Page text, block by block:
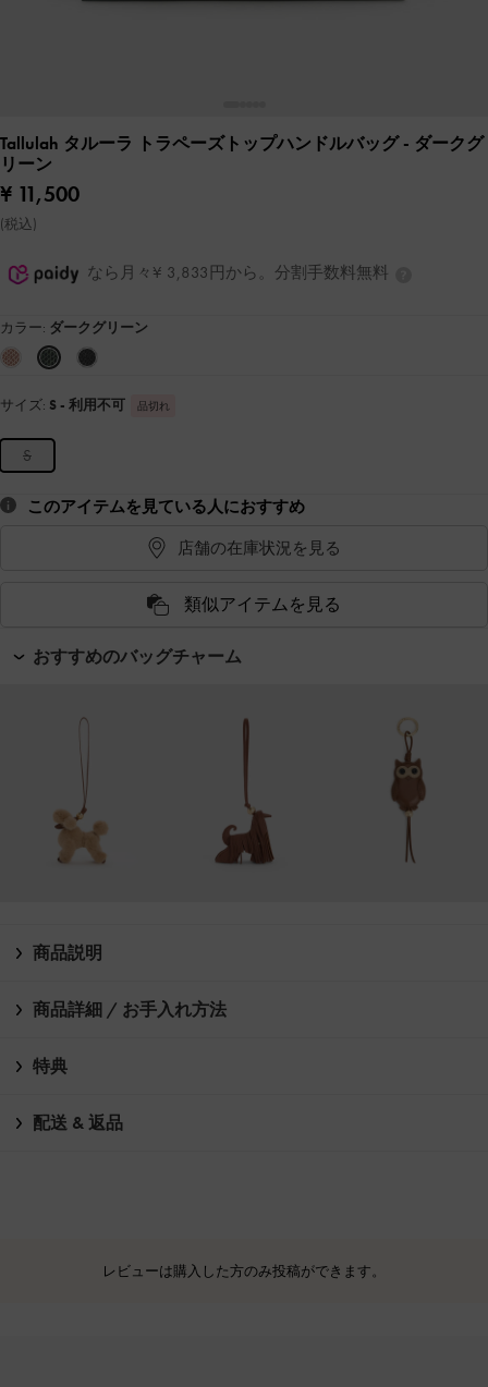
Tallulah タルーラ トラペーズトップハンドルバッグ- ダークグ
リーン
¥ 11,500
(税込)
なら月々¥ 3,833円から。分割手数料無料
カラー: ダークグリーン
サイズ: S - 利用不可 品切れ
S
このアイテムを見ている人におすすめ
店舗の在庫状況を見る
類似アイテムを見る
おすすめのバッグチャーム
商品説明
商品詳細 / お手入れ方法
特典
配送 & 返品
レビューは購入した方のみ投稿ができます。